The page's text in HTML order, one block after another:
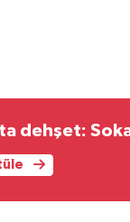
dehşet: